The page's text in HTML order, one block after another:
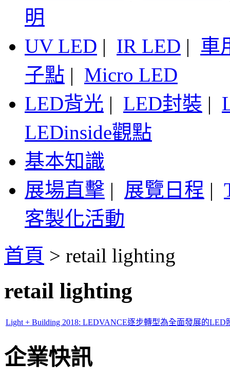
明
UV LED | IR LED | 車
子點 | Micro LED
LED背光 | LED封裝 |
LEDinside觀點
基本知識
展場直擊 | 展覽日程 |
客製化活動
首頁 > retail lighting
retail lighting
Light + Building 2018: LEDVANCE逐步轉型為全面發展的LED
企業快訊